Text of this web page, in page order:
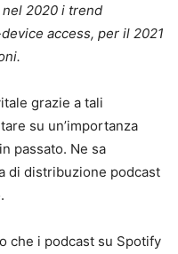
2020 i trend
access, per il 2021
grazie a tali
su un’importanza
passato. Ne sa
di distribuzione podcast
che i podcast su Spotify